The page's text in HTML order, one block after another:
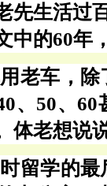
先生活过
中的60年
老车，
、50、
体老想说
留学的